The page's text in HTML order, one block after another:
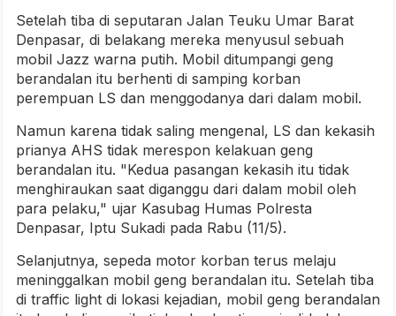
Setelah tiba di seputaran Jalan Teuku Umar Barat
Denpasar, di belakang mereka menyusul sebuah
mobil Jazz warna putih. Mobil ditumpangi geng
berandalan itu berhenti di samping korban
perempuan LS dan menggodanya dari dalam mobil.
Namun karena tidak saling mengenal, LS dan kekasih
prianya AHS tidak merespon kelakuan geng
berandalan itu. "Kedua pasangan kekasih itu tidak
menghiraukan saat diganggu dari dalam mobil oleh
para pelaku," ujar Kasubag Humas Polresta
Denpasar, Iptu Sukadi pada Rabu (11/5).
Selanjutnya, sepeda motor korban terus melaju
meninggalkan mobil geng berandalan itu. Setelah tiba
di traffic light di lokasi kejadian, mobil geng berandalan